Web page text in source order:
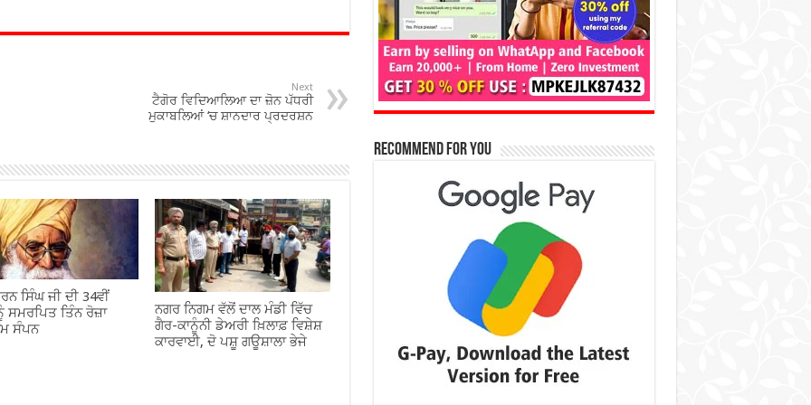
Next
ਟੈਗੋਰ ਵਿਦਿਆਲਿਆ ਦਾ ਜ਼ੋਨ ਪੱਧਰੀ
ਮੁਕਾਬਲਿਆਂ ‘ਚ ਸ਼ਾਨਦਾਰ ਪ੍ਰਦਰਸ਼ਨ
ਸਿੰਘ ਜੀ ਦੀ 34ਵੀਂ
ਸਮਰਪਿਤ ਤਿੰਨ ਰੋਜ਼ਾ
ਸੰਪਨ
ਨਗਰ ਨਿਗਮ ਵੱਲੋਂ ਦਾਲ ਮੰਡੀ ਵਿੱਚ
ਗੈਰ-ਕਾਨੂੰਨੀ ਡੇਅਰੀ ਖ਼ਿਲਾਫ਼ ਵਿਸ਼ੇਸ਼
ਕਾਰਵਾਈ, ਦੋ ਪਸ਼ੂ ਗਊਸ਼ਾਲਾ ਭੇਜੇ
Recommend for You